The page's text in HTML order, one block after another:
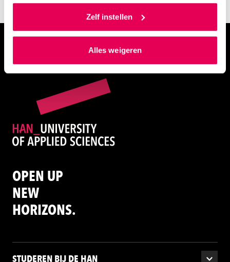
Als je op ‘Alles accepteren’ klikt dan geef je ons
toestemming om cookies voor social media en
gepersonaliseerde advertenties te plaatsen. Lees
cookiestatement. Via ‘Zelf instellen’ kun je ook zelf
instellen welke cookies we plaatsen. Je kunt je
toestemming altijd wijzigen of intrekken via
cookiestatement
Zelf instellen
Alles weigeren
OPEN UP
NEW
HORIZONS.
STUDEREN BIJ DE HAN